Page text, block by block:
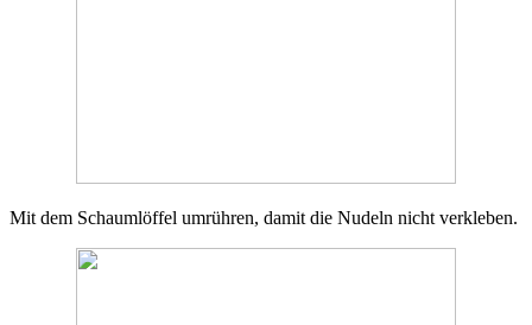
Mit dem Schaumlöffel umrühren, damit die Nudeln nicht verkleben.